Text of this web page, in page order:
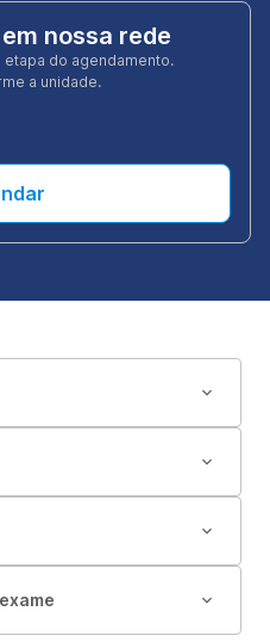
nossa rede
etapa do agendamento.
a unidade.